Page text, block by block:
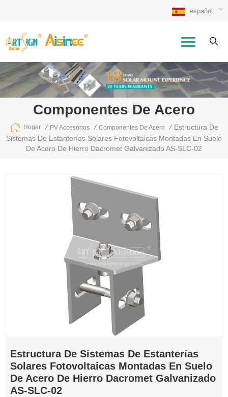
español
Componentes De Acero
Hogar / PV Accesorios / Componentes De Acero / Estructura De
Sistemas De Estanterías Solares Fotovoltaicas Montadas En Suelo
De Acero De Hierro Dacromet Galvanizado AS-SLC-02
Estructura De Sistemas De Estanterías
Solares Fotovoltaicas Montadas En Suelo
De Acero De Hierro Dacromet Galvanizado
AS-SLC-02